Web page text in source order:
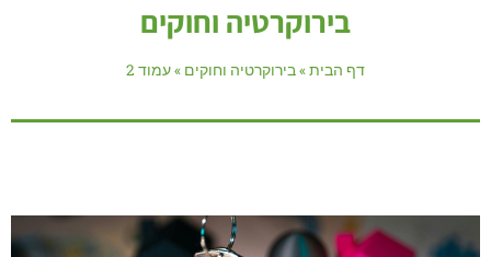
בירוקרטיה וחוקים
דף הבית»בירוקרטיה וחוקים»עמוד 2